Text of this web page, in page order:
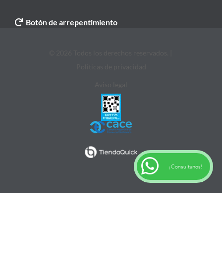
Botón de arrepentimiento
¡Consultanos!